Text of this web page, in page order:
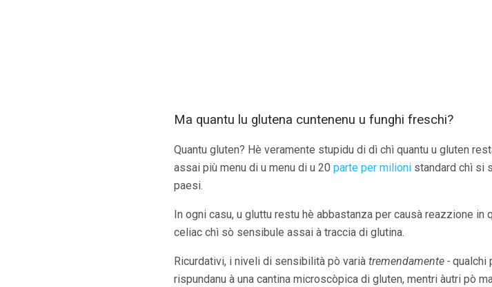
Ma quantu lu glutena cuntenenu u funghi freschi?
Quantu gluten? Hè veramente stupidu di dì chì quantu u gluten
assai più menu di u menu di u 20 parte per milioni standard chì si
paesi.
In ogni casu, u gluttu restu hè abbastanza per causà reazzione
celiac chì sò sensibule assai à traccia di glutina.
Ricurdativi, i niveli di sensibilità pò varià tremendamente - qualchi
rispundanu à una cantina microscòpica di gluten, mentri àutri pò